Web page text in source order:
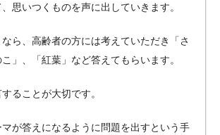
思いつくものを声に出していきます。
ら、高齢者の方には考えていただき「さ
」、「紅葉」など答えてもらいます。
ることが大切です。
マが答えになるように問題を出すという手